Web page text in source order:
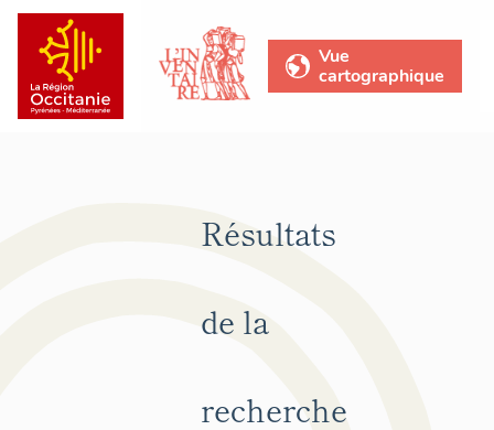
Vue
cartographique
Résultats
de la
recherche